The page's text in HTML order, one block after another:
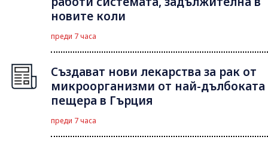
новите коли
преди 7 часа
Създават нови лекарства за рак от
микроорганизми от най-дълбоката
пещера в Гърция
преди 7 часа